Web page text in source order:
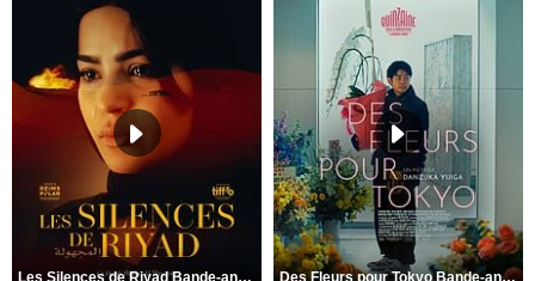
Les Silences de Riyad Bande-annonce VO STFR Des Fleurs pour Tokyo Bande-annonce VO STFR